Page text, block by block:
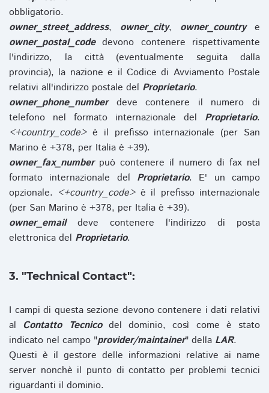
obbligatorio.
owner_street_address, owner_city, owner_countrye
owner_postal_codedevono contenere rispettivamente
l'indirizzo, la città (eventualmente seguita dalla
provincia), la nazione e il Codice di Avviamento Postale
relativi all'indirizzo postale del Proprietario.
owner_phone_numberdeve contenere il numero di
telefono nel formato internazionale del Proprietario.
<+country_code>è il prefisso internazionale (per San
Marino è +378, per Italia è +39).
owner_fax_numberpuò contenere il numero di fax nel
formato internazionale del Proprietario. E' un campo
opzionale. <+country_code>è il prefisso internazionale
(per San Marino è +378, per Italia è +39).
owner_emaildeve contenere l'indirizzo di posta
elettronica del Proprietario.
3. "Technical Contact":
I campi di questa sezione devono contenere i dati relativi
al Contatto Tecnicodel dominio, così come è stato
indicato nel campo "provider/maintainer" della LAR.
Questi è il gestore delle informazioni relative ai name
server nonchè il punto di contatto per problemi tecnici
riguardanti il dominio.